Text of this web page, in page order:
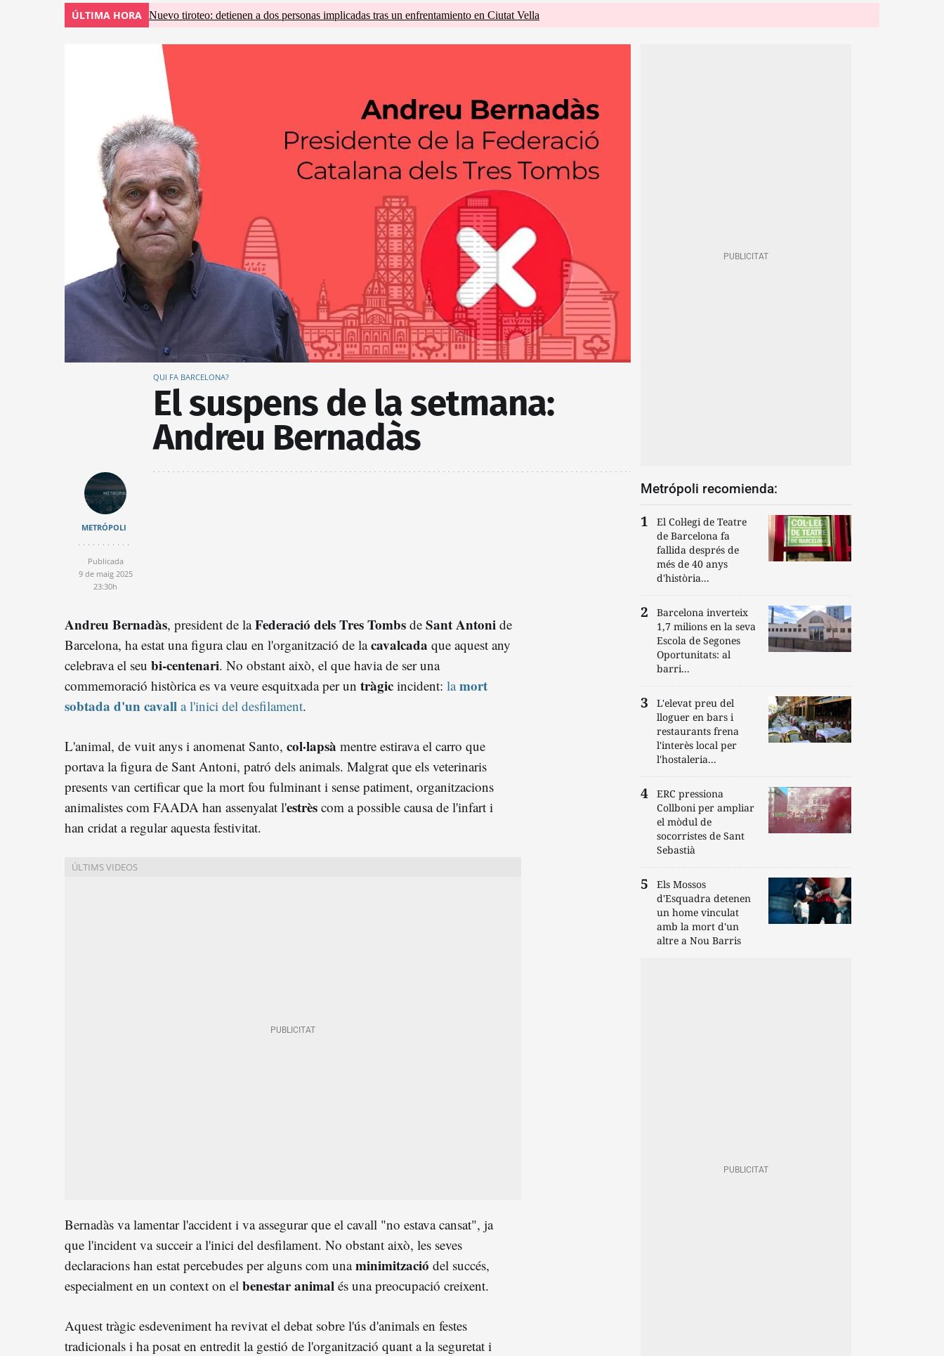
ÚLTIMA HORA Nuevo tiroteo: detienen a dos personas implicadas tras un enfrentamiento en Ciutat Vella
QUI FA BARCELONA?
El suspens de la setmana:
Andreu Bernadàs
METRÓPOLI
Publicada
9 de maig 2025
23:30h
Andreu Bernadàs, president de laFederació dels Tres Tombs de Sant Antoni de
Barcelona, ha estat una figura clau en l'organització de lacavalcada que aquest any
celebrava el seu bi-centenari. No obstant això, el que havia de ser una
commemoració històrica es va veure esquitxada per un tràgic incident: lamort
sobtada d'un cavall a l'inici del desfilament.
L'animal, de vuit anys i anomenat Santo, col·lapsà mentre estirava el carro que
portava la figura de Sant Antoni, patró dels animals. Malgrat que els veterinaris
presents van certificar que la mort fou fulminant i sense patiment, organitzacions
animalistes com FAADA han assenyalat l'estrès com a possible causa de l'infart i
han cridat a regular aquesta festivitat.
Bernadàs va lamentar l'accident i va assegurar que el cavall "no estava cansat", ja
que l'incident va succeir a l'inici del desfilament. No obstant això, les seves
declaracions han estat percebudes per alguns com unaminimització del succés,
especialment en un context on el benestar animal és una preocupació creixent.
Aquest tràgic esdeveniment ha revivat el debat sobre l'ús d'animals en festes
tradicionals i ha posat en entredit la gestió de l'organització quant a la seguretat i
Metrópoli recomienda:
El Col·legi de Teatre
de Barcelona fa
fallida després de
més de 40 anys
d'història...
Barcelona inverteix
1,7 milions en la seva
Escola de Segones
Oportunitats: al
barri...
L'elevat preu del
lloguer en bars i
restaurants frena
l'interès local per
l'hostaleria...
ERC pressiona
Collboni per ampliar
el mòdul de
socorristes de Sant
Sebastià
Els Mossos
d'Esquadra detenen
un home vinculat
amb la mort d'un
altre a Nou Barris